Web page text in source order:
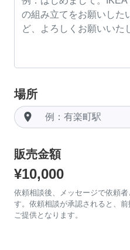
場所
room
販売金額
¥10,000
依頼相談後、メッセージで依頼
す。依頼相談が承認されると、
ご提供となります。